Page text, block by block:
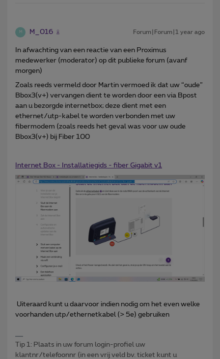
M M_016 Forum|Forum|1 year ago
In afwachting van een reactie van een Proximus
medewerker (moderator) op dit publieke forum (avanf
morgen)
Zoals reeds vermeld door Martin vermoed ik dat uw “oude”
Bbox3(v+) vervangen dient te worden door een via Bpost
aan u bezorgde internetbox; deze dient met een
ethernet/utp-kabel te worden verbonden met uw
fibermodem (zoals reeds het geval was voor uw oude
Bbox3(v+) bij Fiber 100
Internet Box - Installatiegids - fiber Gigabit v1
Uiteraard kunt u daarvoor indien nodig om het even welke
voorhanden utp/ethernetkabel (> 5e) gebruiken
Tip 1: Plaats in uw forum login-profiel uw
klantnr/telefoonnr (in een vrij veld bv. ticket kunt u